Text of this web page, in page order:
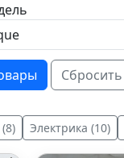
Сбросить
Электрика (10)